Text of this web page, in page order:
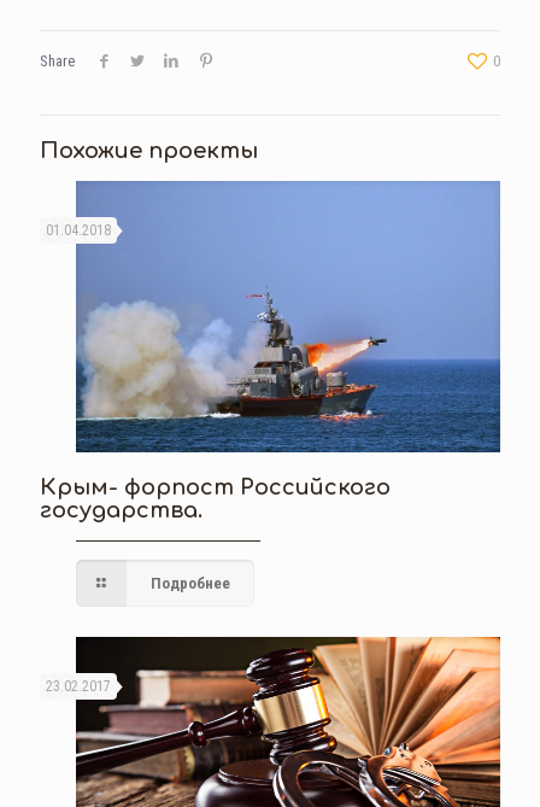
Share 0
Похожие проекты
01.04.2018
Крым- форпост Российского
государства.
Подробнее
23.02.2017